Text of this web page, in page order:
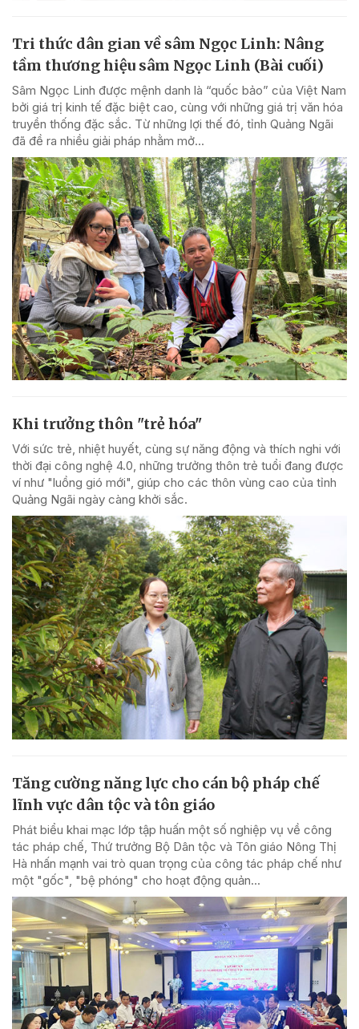
Tri thức dân gian về sâm Ngọc Linh: Nâng
tầm thương hiệu sâm Ngọc Linh (Bài cuối)
Sâm Ngọc Linh được mệnh danh là “quốc bảo” của Việt Nam
bởi giá trị kinh tế đặc biệt cao, cùng với những giá trị văn hóa
truyền thống đặc sắc. Từ những lợi thế đó, tỉnh Quảng Ngãi
đã đề ra nhiều giải pháp nhằm mở...
Khi trưởng thôn "trẻ hóa"
Với sức trẻ, nhiệt huyết, cùng sự năng động và thích nghi với
thời đại công nghệ 4.0, những trưởng thôn trẻ tuổi đang được
ví như "luồng gió mới", giúp cho các thôn vùng cao của tỉnh
Quảng Ngãi ngày càng khởi sắc.
Tăng cường năng lực cho cán bộ pháp chế
lĩnh vực dân tộc và tôn giáo
Phát biểu khai mạc lớp tập huấn một số nghiệp vụ về công
tác pháp chế, Thứ trưởng Bộ Dân tộc và Tôn giáo Nông Thị
Hà nhấn mạnh vai trò quan trọng của công tác pháp chế như
một "gốc", "bệ phóng" cho hoạt động quản...